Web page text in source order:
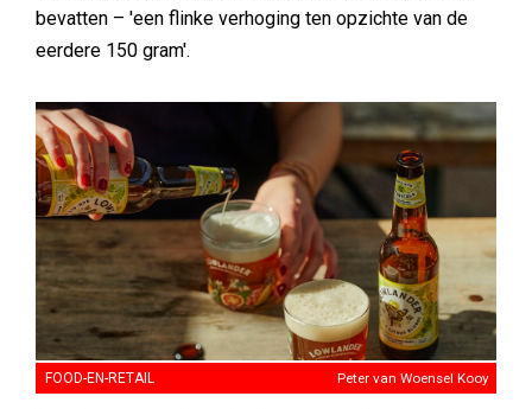
bevatten – 'een flinke verhoging ten opzichte van de
eerdere 150 gram'.
FOOD-EN-RETAIL Peter van Woensel Kooy